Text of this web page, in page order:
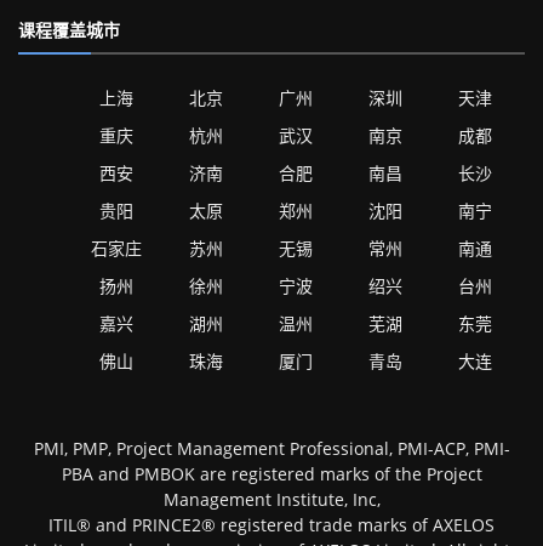
课程覆盖城市
上海 北京 广州 深圳
天津
重庆
杭州 武汉 南京
成都
西安
济南 合肥 南昌
长沙
贵阳
太原 郑州 沈阳
南宁
石家庄
苏州 无锡 常州
南通
扬州
徐州 宁波 绍兴
台州
嘉兴
湖州 温州 芜湖
东莞
佛山
珠海 厦门 青岛 大连
PMI, PMP, Project Management Professional, PMI-ACP, PMI-
PBA and PMBOK are registered marks of the Project
Management Institute, Inc,
ITIL® and PRINCE2® registered trade marks of AXELOS